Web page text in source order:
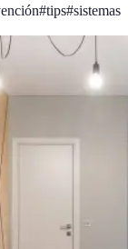
#tips#sistemas